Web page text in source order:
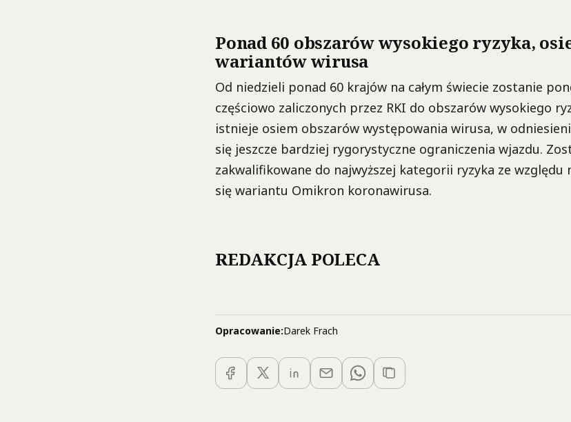
Ponad 60 obszarów wysokiego ryzyka,
wariantów wirusa
Od niedzieli ponad 60 krajów na całym świecie zostanie
częściowo zaliczonych przez RKI do obszarów wysokiego
istnieje osiem obszarów występowania wirusa, w
się jeszcze bardziej rygorystyczne ograniczenia wjazdu.
zakwalifikowane do najwyższej kategorii ryzyka ze
się wariantu Omikron koronawirusa.
REDAKCJA POLECA
Opracowanie:Darek Frach